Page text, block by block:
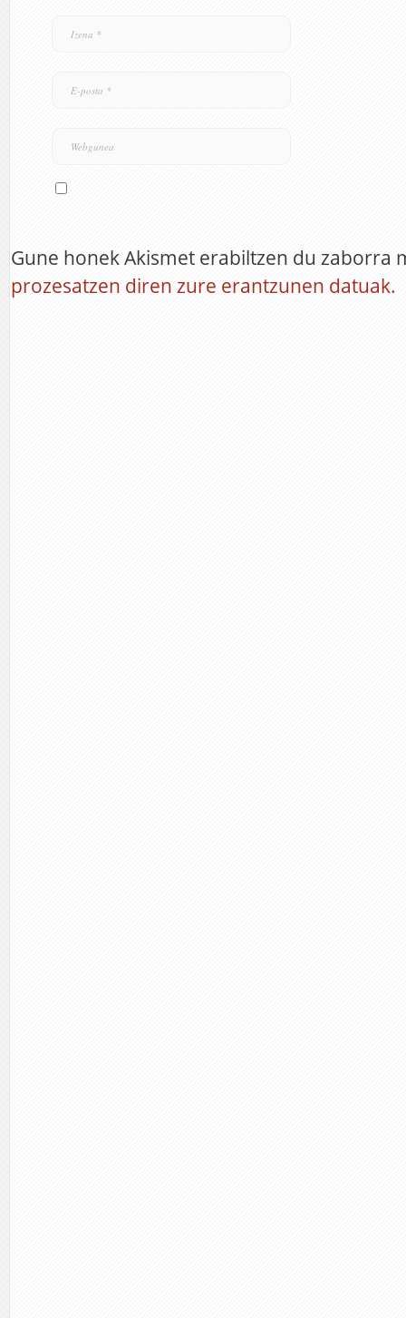
Gune honek Akismet erabiltzen du zaborra
prozesatzen diren zure erantzunen datuak.